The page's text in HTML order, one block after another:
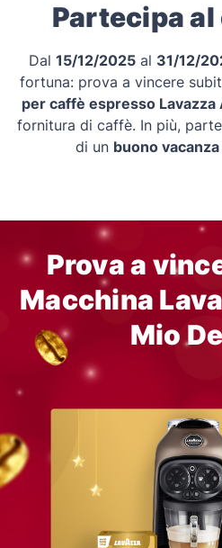
Partecipa
Dal 15/12/2025 al 31/12/
fortuna: prova a vincere
per caffè espresso Lavazza
fornitura di caffè. In più,
di un buono
Prova a
Macchina
Mio